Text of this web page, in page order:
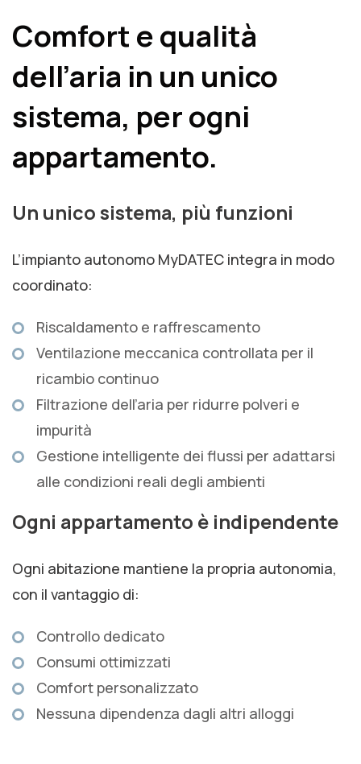
Comfort e qualità
dell’aria in un unico
sistema, per ogni
appartamento.
Un unico sistema, più funzioni
L’impianto autonomo MyDATEC integra in modo
coordinato:
Riscaldamento e raffrescamento
Ventilazione meccanica controllata per il
ricambio continuo
Filtrazione dell’aria per ridurre polveri e
impurità
Gestione intelligente dei flussi per adattarsi
alle condizioni reali degli ambienti
Ogni appartamento è indipendente
Ogni abitazione mantiene la propria autonomia,
con il vantaggio di:
Controllo dedicato
Consumi ottimizzati
Comfort personalizzato
Nessuna dipendenza dagli altri alloggi